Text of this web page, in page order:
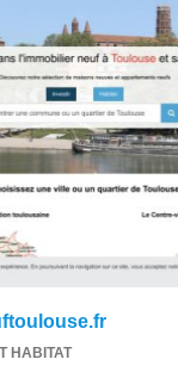
HABITAT